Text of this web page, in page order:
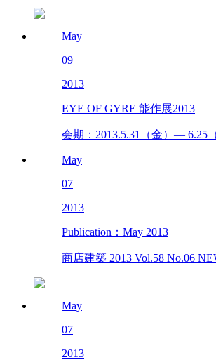
May
09
2013
EYE OF GYRE 能作展2013
会期：2013.5.31（金）― 6.25
May
07
2013
Publication：May 2013
商店建築 2013 Vol.58 No.06
May
07
2013